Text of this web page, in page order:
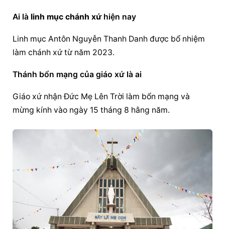
Ai là linh mục chánh xứ hiện nay
Linh mục Antôn Nguyễn Thanh Danh được bổ nhiệm
làm chánh xứ từ năm 2023.
Thánh bổn mạng của giáo xứ là ai
Giáo xứ nhận Đức Mẹ Lên Trời làm bổn mạng và
mừng kính vào ngày 15 tháng 8 hằng năm.